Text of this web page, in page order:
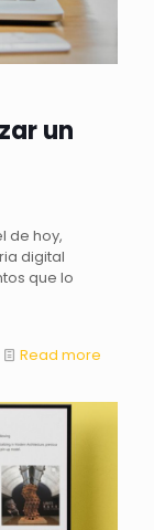
un
de hoy,
digital
que lo
Read more